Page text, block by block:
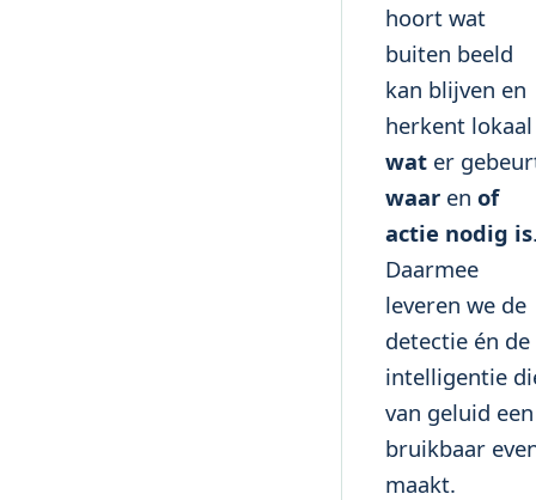
hoort wat
buiten beeld
kan blijven en
herkent lokaal
water
waaren of
actie nodig is
Daarmee
leveren we de
detectie én de
intelligentie
van geluid een
bruikbaar
maakt.